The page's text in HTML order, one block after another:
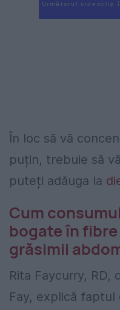
Următorul videoclip
În loc să vă
puțin, trebuie să
puteți adăuga la
Cum
bogate în
grăsimii
Rita Faycurry,
Fay, explică